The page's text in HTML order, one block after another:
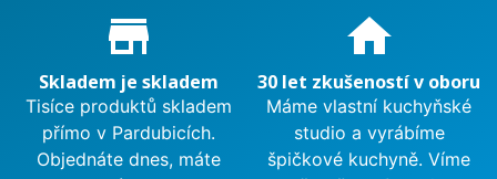
Proč nakupovat u nás?
store_mall_directory
Skladem je skladem
Tisíce produktů skladem
přímo v Pardubicích.
Objednáte dnes, máte
home
30 let zkušeností v oboru
Máme vlastní kuchyňské
studio a vyrábíme
špičkové kuchyně. Víme